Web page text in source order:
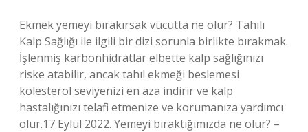
Ekmek yemeyi bırakırsak vücutta ne olur? Tahılı
Kalp Sağlığı ile ilgili bir dizi sorunla birlikte bırakmak.
İşlenmiş karbonhidratlar elbette kalp sağlığınızı
riske atabilir, ancak tahıl ekmeği beslemesi
kolesterol seviyenizi en aza indirir ve kalp
hastalığınızı telafi etmenize ve korumanıza yardımcı
olur.17 Eylül 2022. Yemeyi bıraktığımızda ne olur? –